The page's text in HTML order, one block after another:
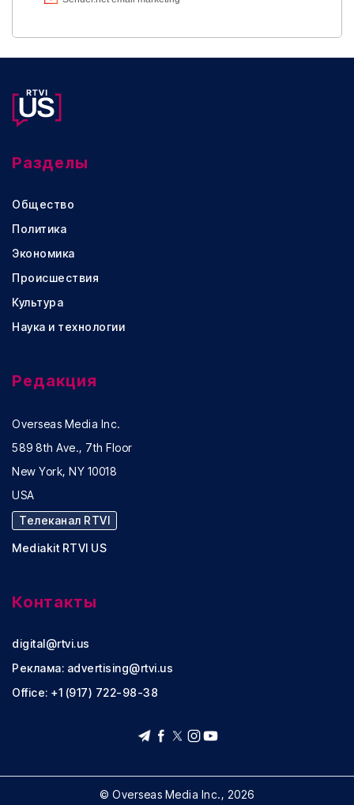
Разделы
Общество
Политика
Экономика
Происшествия
Культура
Наука и технологии
Редакция
Overseas Media Inc.
589 8th Ave., 7th Floor
New York, NY 10018
USA
Телеканал RTVI
Mediakit RTVI US
Контакты
digital@rtvi.us
Реклама: advertising@rtvi.us
Office: +1 (917) 722-98-38
© Overseas Media Inc., 2026